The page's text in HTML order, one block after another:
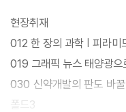
현장취재
012 한 장의 과학 | 피라미
019 그래픽 뉴스 태양광
030 신약개발의 판도 바
폴드3